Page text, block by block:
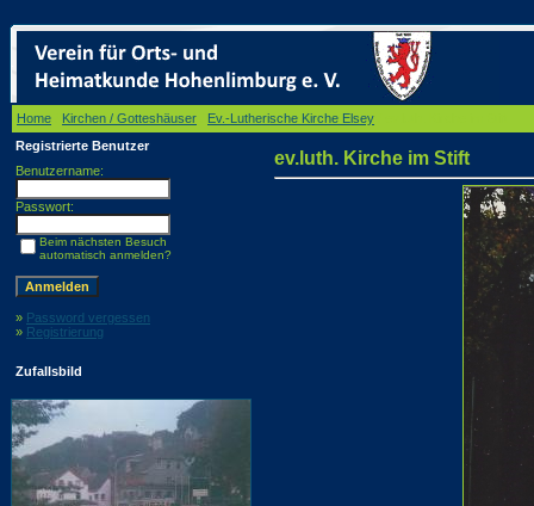
Home Kirchen / Gotteshäuser Ev.-Lutherische Kirche Elsey
Registrierte Benutzer
Benutzername:
Passwort:
Beim nächsten Besuch
automatisch anmelden?
» Password vergessen
» Registrierung
Zufallsbild
ev.luth. Kirche im Stift